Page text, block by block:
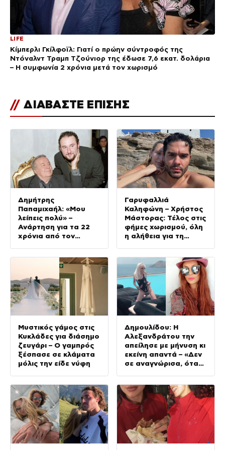
LIFE
Κίμπερλι Γκίλφοϊλ: Γιατί ο πρώην σύντροφός της
Ντόναλντ Τραμπ Τζούνιορ της έδωσε 7,6 εκατ. δολάρια
– Η συμφωνία 2 χρόνια μετά τον χωρισμό
// ΔΙΑΒΑΣΤΕ ΕΠΙΣΗΣ
Δημήτρης
Παπαμιχαήλ: «Μου
λείπεις πολύ» –
Ανάρτηση για τα 22
χρόνια από τον
Γαρυφαλλιά
Καληφώνη – Χρήστος
Μάστορας: Τέλος στις
φήμες χωρισμού, όλη
η αλήθεια για τη
Μυστικός γάμος στις
Κυκλάδες για διάσημο
ζευγάρι – Ο γαμπρός
ξέσπασε σε κλάματα
μόλις την είδε νύφη
Δημουλίδου: Η
Αλεξανδράτου την
απείλησε με μήνυση κι
εκείνη απαντά – «Δεν
σε αναγνώρισα, όταν